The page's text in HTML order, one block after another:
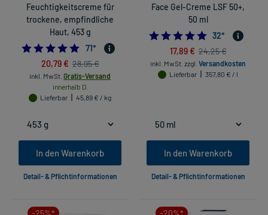
Feuchtigkeitscreme für
trockene, empfindliche
Haut, 453 g
4.901408450704225
71*
20,79 € 28,95 €
inkl. MwSt. Gratis-Versand
innerhalb D.
Lieferbar
45,89 € / kg
In den Warenkorb
Detail- & Pflichtinformationen
Face Gel-Creme LSF 50+,
50 ml
4.875
32*
17,89 € 24,25 €
inkl. MwSt. zzgl. Versandkosten
Lieferbar
357,80 € / l
In den Warenkorb
Detail- & Pflichtinformationen